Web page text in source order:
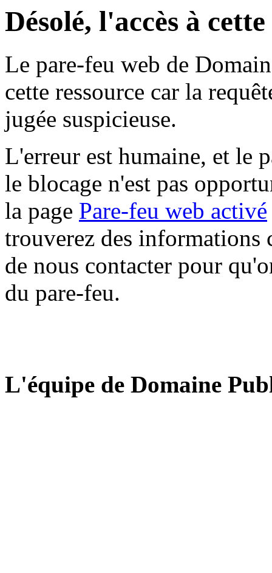
Désolé, l'accès à
Le pare-feu web de
cette ressource car la
jugée suspicieuse.
L'erreur est humaine, et le
le blocage n'est pas
la page Pare-feu web activé
trouverez des informations
de nous contacter pour
du pare-feu.
L'équipe de Domaine